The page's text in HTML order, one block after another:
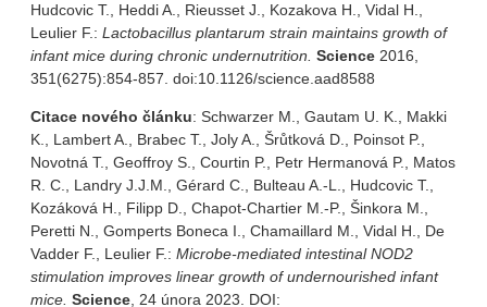
Hudcovic T., Heddi A., Rieusset J., Kozakova H., Vidal H.,
Leulier F.: Lactobacillus plantarum strain maintains growth of
infant mice during chronic undernutrition. Science 2016,
351(6275):854-857. doi:10.1126/science.aad8588
Citace nového článku: Schwarzer M., Gautam U. K., Makki
K., Lambert A., Brabec T., Joly A., Šrůtková D., Poinsot P.,
Novotná T., Geoffroy S., Courtin P., Petr Hermanová P., Matos
R. C., Landry J.J.M., Gérard C., Bulteau A.-L., Hudcovic T.,
Kozáková H., Filipp D., Chapot-Chartier M.-P., Šinkora M.,
Peretti N., Gomperts Boneca I., Chamaillard M., Vidal H., De
Vadder F., Leulier F.: Microbe-mediated intestinal NOD2
stimulation improves linear growth of undernourished infant
mice. Science, 24 února 2023. DOI: